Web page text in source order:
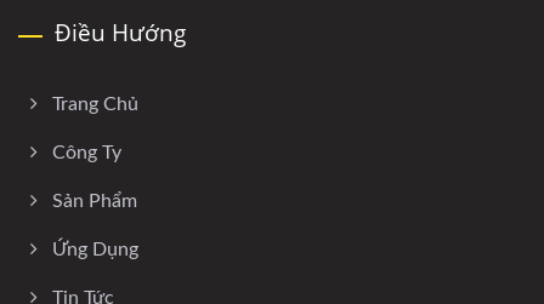
Điều Hướng
Trang Chủ
Công Ty
Sản Phẩm
Ứng Dụng
Tin Tức